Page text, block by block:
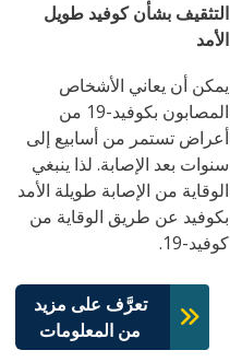
التثقيف بشأن كوفيد طويل
الأمد
يمكن أن يعاني الأشخاص
المصابون بكوفيد-19 من
أعراض تستمر من أسابيع إلى
سنوات بعد الإصابة. لذا ينبغي
الوقاية من الإصابة طويلة الأمد
بكوفيد عن طريق الوقاية من
كوفيد-19.
تعرَّف على مزيد
من المعلومات